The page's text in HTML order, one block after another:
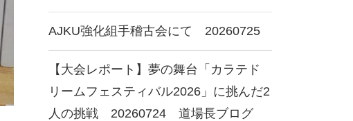
AJKU強化組手稽古会にて 20260725
【大会レポート】夢の舞台「カラテド
リームフェスティバル2026」に挑んだ2
人の挑戦 20260724 道場長ブログ